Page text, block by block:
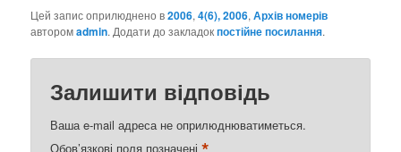
Цей запис оприлюднено в2006,4(6), 2006,Архів номерів
авторомadmin. Додати до закладокпостійне посилання.
Залишити відповідь
Ваша e-mail адреса не оприлюднюватиметься.
Обов’язкові поля позначені